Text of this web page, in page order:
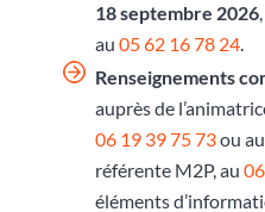
18 septembre 2026
au 05 62 16 78 24.
Renseignements
auprès de
06 19 39 75 73ou
référente M2P, au
éléments